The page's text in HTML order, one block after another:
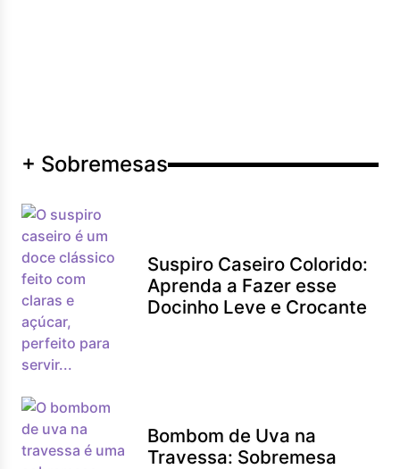
+ Sobremesas
Suspiro Caseiro Colorido:
Aprenda a Fazer esse
Docinho Leve e Crocante
Bombom de Uva na
Travessa: Sobremesa